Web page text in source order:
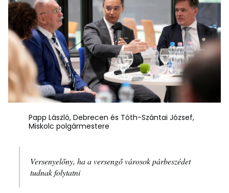
Papp László, Debrecen és Tóth-Szántai József,
Miskolc polgármestere
Versenyelőny, ha a versengő városok párbeszédet
tudnak folytatni